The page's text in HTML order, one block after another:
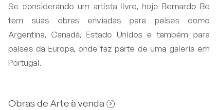
Se considerando um artista livre, hoje Bernardo Be
tem suas obras enviadas para países como
Argentina, Canadá, Estado Unidos e também para
países da Europa, onde faz parte de uma galeria em
Portugal.
Obras de Arte à venda